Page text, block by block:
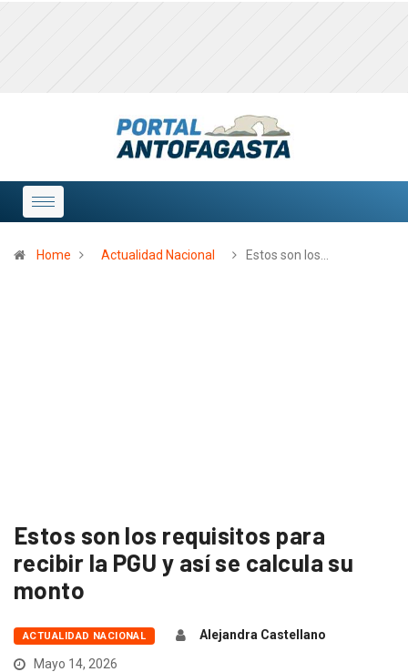
Home Actualidad Nacional Estos son los…
Estos son los requisitos para
recibir la PGU y así se calcula su
monto
ACTUALIDAD NACIONAL
Alejandra Castellano
Mayo 14, 2026